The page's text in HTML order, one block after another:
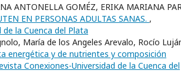
ANTONELLA GOMÉZ, ERIKA MARIANA
EN PERSONAS ADULTAS SANAS. ,
la Cuenca del Plata
María de los Angeles Arevalo, Rocío
energética y de nutrientes y composición
Conexiones-Universidad de la Cuenca del